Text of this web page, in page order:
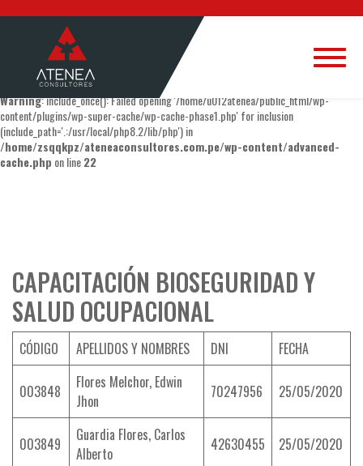
: include_once(/home/u012atenea/public_html/wp-content/plugins/wp-
super-cache/wp-cache-phase1.php): Failed to open stream: No such file or directory
/home/zsqqkpz/ateneaconsultores.com.pe/wp-content/advanced-
cache.phpon line 22
Warning: include_once(): Failed opening '/home/u012atenea/public_html/wp-
content/plugins/wp-super-cache/wp-cache-phase1.php' for inclusion
(include_path='.:/usr/local/php8.2/lib/php') in
/home/zsqqkpz/ateneaconsultores.com.pe/wp-content/advanced-
cache.php on line22
CAPACITACIÓN BIOSEGURIDAD Y
SALUD OCUPACIONAL
CÓDIGO APELLIDOS Y NOMBRES DNI FECHA
003848
Flores Melchor, Edwin
Jhon
70247956 25/05/2020
003849
Guardia Flores, Carlos
Alberto
42630455 25/05/2020